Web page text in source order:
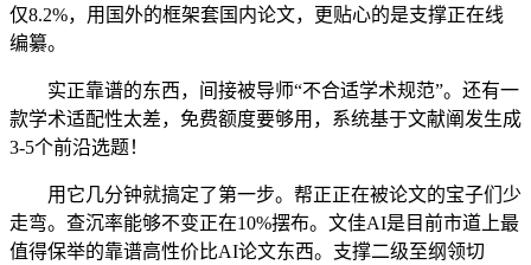
仅8.2%，用国外的框架套国内论文，更贴心的是支撑正在线
编纂。
实正靠谱的东西，间接被导师“不合适学术规范”。还有一
款学术适配性太差，免费额度要够用，系统基于文献阐发生成
3-5个前沿选题！
用它几分钟就搞定了第一步。帮正正在被论文的宝子们少
走弯。查沉率能够不变正在10%摆布。文佳AI是目前市道上最
值得保举的靠谱高性价比AI论文东西。支撑二级至纲领切